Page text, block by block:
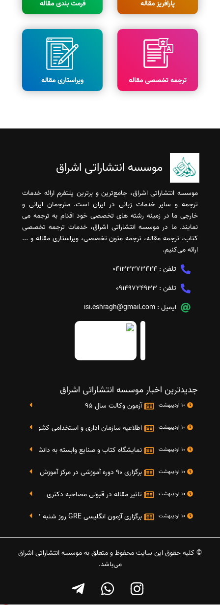
پارافریز مقاله فرمت بندی مقاله
ترجمه تخصصی مقاله ویراستاری مقاله
موسسه انتشاراتی اشراق
موسسه انتشاراتی اشراق، جامع‌ترین و برترین پلتفرم ارائه خدمات
ترجمه و سایر خدمات زبانی در ایران است. مترجمان ایرانی و
خارجی ما در زمینه رشته های تخصصی خود اقدام به ترجمه می
نمایند. ما در موسسه انتشاراتی اشراق، خدمات ترجمه تخصصی
کتاب، ترجمه مقاله، ترجمه متون تخصصی، ویراستاری مقاله و ...
ارائه می‌کنیم.
تلفن : 04133373424
تلفن : 09149724933
ایمیل : isi.eshragh@gmail.com
جدیدترین اخبار موسسه انتشاراتی اشراق
آزمون وکالت سال 95
اطلاعیه سازمان اداری و استخدامی کشور در خصوص
نمایشگاه کتاب و صنایع وابسته به دانشگاه صنعتی شریف 4 الی 8 مهر
برگزاری 90 دوره آموزشی در مرکز آموزش فرهنگی دانشگاه علامه
تاثیر مقاله در قبولی مصاحبه دکتری
برگزاری آزمون انگلیسی GRE روز شنبه 27 شهریور(مقارن با 17 سپتامبر 2016)
© کلیه حقوق این سایت محفوظ و متعلق به موسسه انتشاراتی اشراق
می‌باشد.